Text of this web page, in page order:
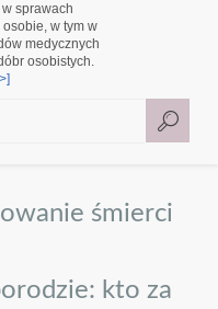
sprawach
w tym w
medycznych
osobistych.
śmierci
kto za